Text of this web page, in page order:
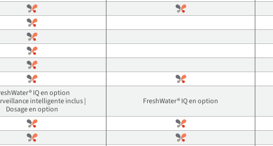
IQ en option
intelligente inclus |
Dosage en option
FreshWater® IQ en option